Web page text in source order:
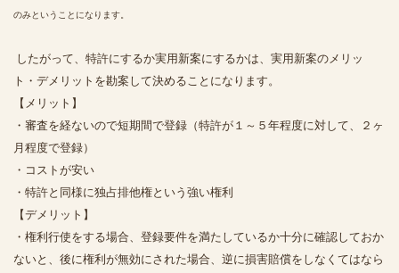
のみということになります。
したがって、特許にするか実用新案にするかは、実用新案のメリッ
ト・デメリットを勘案して決めることになります。
【メリット】
・審査を経ないので短期間で登録（特許が１～５年程度に対して、２ヶ
月程度で登録）
・コストが安い
・特許と同様に独占排他権という強い権利
【デメリット】
・権利行使をする場合、登録要件を満たしているか十分に確認しておか
ないと、後に権利が無効にされた場合、逆に損害賠償をしなくてはなら